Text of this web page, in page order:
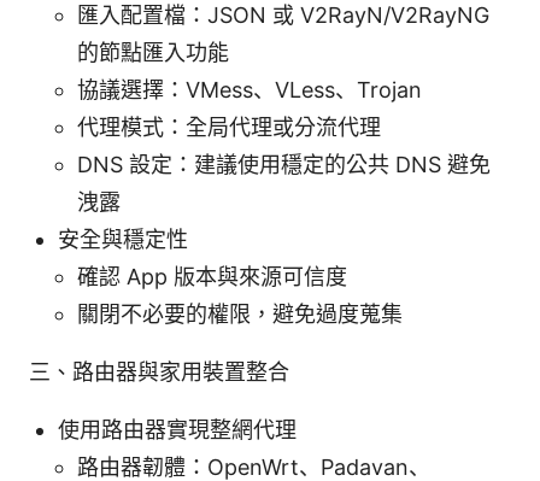
匯入配置檔：JSON 或 V2RayN/V2RayNG
的節點匯入功能
協議選擇：VMess、VLess、Trojan
代理模式：全局代理或分流代理
DNS 設定：建議使用穩定的公共 DNS 避免
洩露
安全與穩定性
確認 App 版本與來源可信度
關閉不必要的權限，避免過度蒐集
三、路由器與家用裝置整合
使用路由器實現整網代理
路由器韌體：OpenWrt、Padavan、